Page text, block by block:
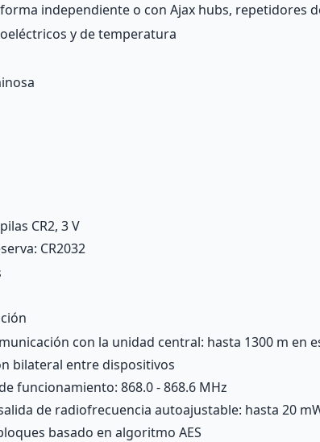
independiente o con Ajax hubs, repetidores
y de temperatura
CR2, 3 V
CR2032
con la unidad central: hasta 1300 m en
bilateral entre dispositivos
funcionamiento: 868.0 - 868.6 MHz
de radiofrecuencia autoajustable: hasta 20
basado en algoritmo AES